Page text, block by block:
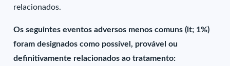
relacionados.
Os seguintes eventos adversos menos comuns (lt; 1%)
foram designados como possível, provável ou
definitivamente relacionados ao tratamento: